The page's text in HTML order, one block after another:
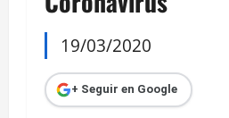
19/03/2020
+ Seguir en Google